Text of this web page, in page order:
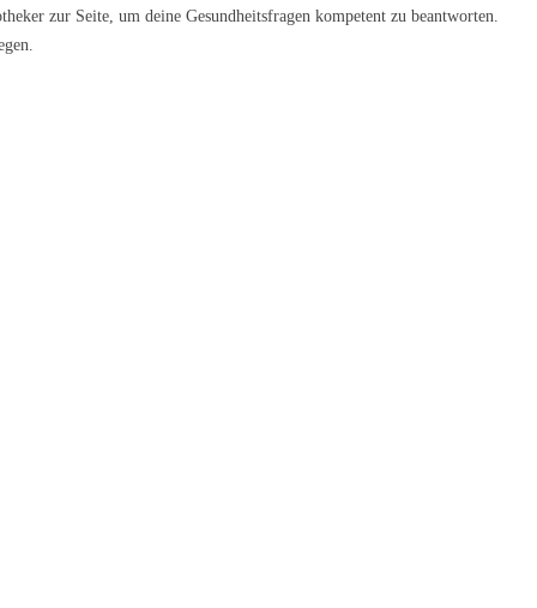
zur Seite, um deine Gesundheitsfragen kompetent zu beantworten.